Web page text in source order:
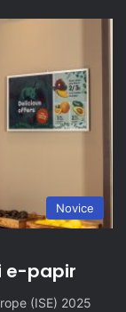
Novice
e-papir
(ISE) 2025